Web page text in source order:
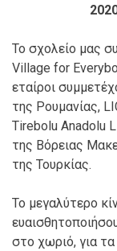
Το σχολείο μας
Village for
εταίροι
της Ρουμανίας,
Tirebolu Anadolu
της Βόρειας
της Τουρκίας.
Το μεγαλύτερο
στο χωριό, για